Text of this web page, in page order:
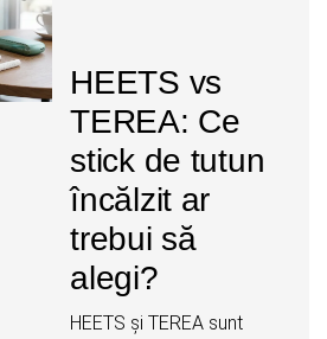
HEETS vs
TEREA: Ce
stick de tutun
încălzit ar
trebui să
alegi?
HEETS și TEREA sunt